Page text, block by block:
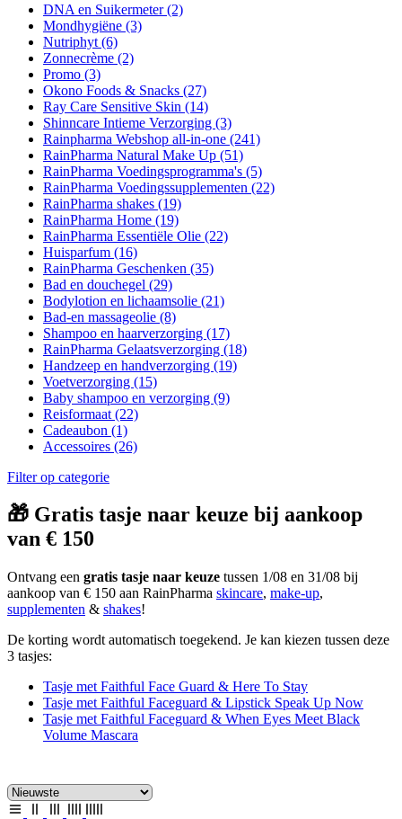
DNA en Suikermeter(2)
Mondhygiëne (3)
Nutriphyt (6)
Zonnecrème (2)
Promo (3)
Okono Foods & Snacks (27)
Ray Care Sensitive Skin (14)
Shinncare Intieme Verzorging (3)
Rainpharma Webshop all-in-one (241)
RainPharma Natural Make Up (51)
RainPharma Voedingsprogramma's (5)
RainPharma Voedingssupplementen (22)
RainPharma shakes (19)
RainPharma Home (19)
RainPharma Essentiële Olie (22)
Huisparfum (16)
RainPharma Geschenken (35)
Bad en douchegel (29)
Bodylotion en lichaamsolie (21)
Bad-en massageolie (8)
Shampoo en haarverzorging (17)
RainPharma Gelaatsverzorging (18)
Handzeep en handverzorging (19)
Voetverzorging (15)
Baby shampoo en verzorging (9)
Reisformaat (22)
Cadeaubon (1)
Accessoires (26)
Filter op categorie
🎁 Gratis tasje naar keuze bij aankoop
van € 150
Ontvang een gratis tasje naar keuze tussen 1/08 en 31/08 bij
aankoop van € 150 aan RainPharma skincare, make-up,
supplementen & shakes!
De korting wordt automatisch toegekend. Je kan kiezen tussen deze
3 tasjes:
Tasje met Faithful Face Guard & Here To Stay
Tasje met Faithful Faceguard & Lipstick Speak Up Now
Tasje met Faithful Faceguard & When Eyes Meet Black
Volume Mascara